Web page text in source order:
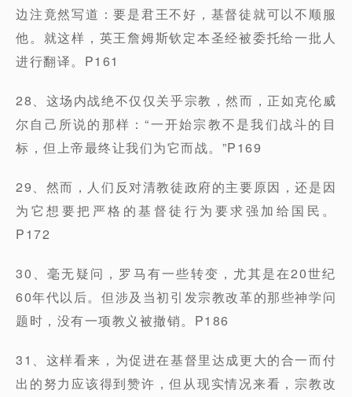
边注竟然写道：要是君王不好，基督徒就可以不顺服
他。就这样，英王詹姆斯钦定本圣经被委托给一批人
进行翻译。P161
28、这场内战绝不仅仅关乎宗教，然而，正如克伦威
尔自己所说的那样：“一开始宗教不是我们战斗的目
标，但上帝最终让我们为它而战。”P169
29、然而，人们反对清教徒政府的主要原因，还是因
为它想要把严格的基督徒行为要求强加给国民。
P172
30、毫无疑问，罗马有一些转变，尤其是在20世纪
60年代以后。但涉及当初引发宗教改革的那些神学问
题时，没有一项教义被撤销。P186
31、这样看来，为促进在基督里达成更大的合一而付
出的努力应该得到赞许，但从现实情况来看，宗教改